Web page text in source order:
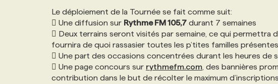
INITIATIVES NUMÉRIQUES
PRIX ET DISTINCTIONS
MARKETING DURABLE
GEO/SEO
ANNONCEZ AVEC NOUS
PROFIL ENTREPRISE
FAQ
PROFIL CANDIDAT
ANNONCEZ AVEC NOUS
NOS PARCOURS DE FORMATIONS
FORMATIONS PERSONNALISÉES
SERVICE DE CHASSE DE TÊTE
NOS TARIFS
Le déploiement de la Tournée se fait comme suit:
 Une diffusion sur Rythme FM 105,7 durant 7 semaines
 Deux terrains seront visités par semaine, ce qui permettra
fournira de quoi rassasier toutes les p’tites familles
 Une part des occasions concentrées durant les heures de
 Une page concours sur rythmefm.com , des bannières
contribution dans le but de récolter le maximum